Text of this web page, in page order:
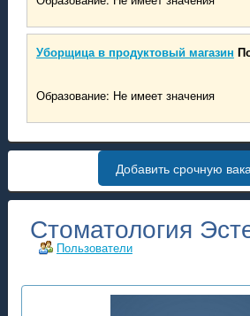
Уборщица в продуктовый магазин
Образование: Не имеет значения
Добавить срочную
Пользователи
Стоматология